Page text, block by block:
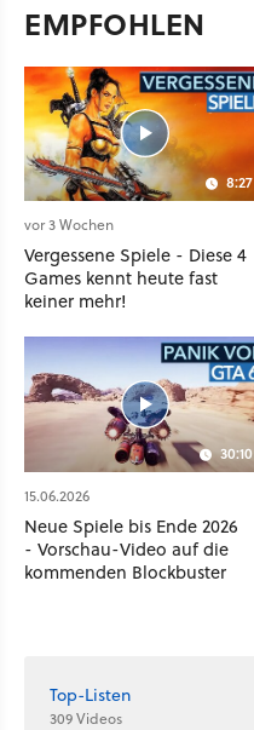
EMPFOHLEN
8:27
vor 3 Wochen
Vergessene Spiele - Diese 4
Games kennt heute fast
keiner mehr!
30:10
15.06.2026
Neue Spiele bis Ende 2026
- Vorschau-Video auf die
kommenden Blockbuster
Top-Listen
309 Videos